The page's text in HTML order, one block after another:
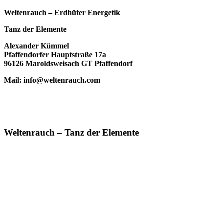
Weltenrauch – Erdhüter Energetik
Tanz der Elemente
Alexander Kümmel
Pfaffendorfer Hauptstraße 17a
96126 Maroldsweisach GT Pfaffendorf
Mail: info@weltenrauch.com
Weltenrauch – Tanz der Elemente